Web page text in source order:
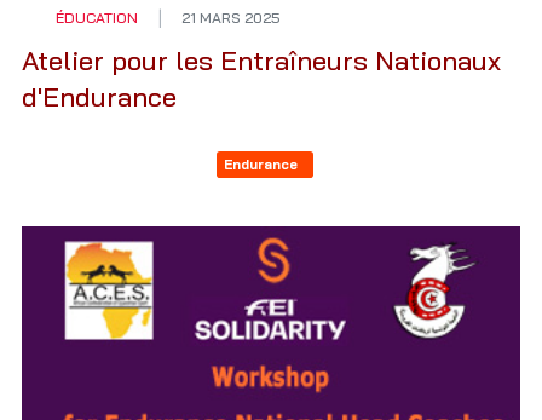
ÉDUCATION 21 MARS 2025
Atelier pour les Entraîneurs Nationaux
d'Endurance
Endurance